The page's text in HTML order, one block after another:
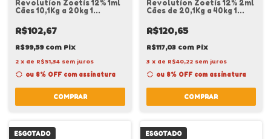
Revolution Zoetis 12% 1ml
Cães 10,1Kg a 20kg 1
R$102,67
R$99,59com Pix
2 x de R$51,34 sem juros
ou 8% OFF com assinatura
COMPRAR
Revolution Zoetis 12% 2ml
Cães de 20,1Kg a 40kg 1
R$120,65
R$117,03 com Pix
3 x de R$40,22 sem juros
ou 8% OFF com assinatura
COMPRAR
ESGOTADO ESGOTADO